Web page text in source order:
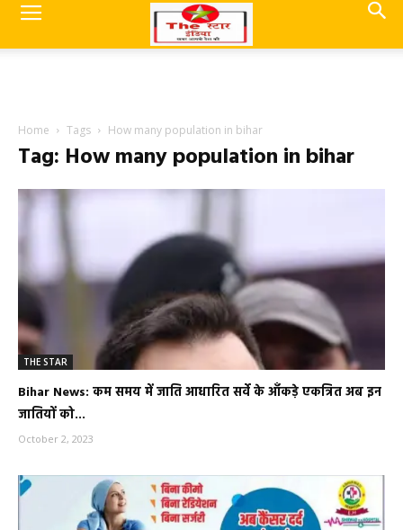
Home Tags How many population in bihar
Tag: How many population in bihar
THE STAR
Bihar News: कम समय में जाति आधारित सर्वे के आँकड़े एकत्रित अब इन
जातियों को...
October 2, 2023